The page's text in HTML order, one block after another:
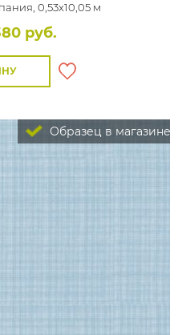
0,53x10,05 м
руб.
Образец в магазине